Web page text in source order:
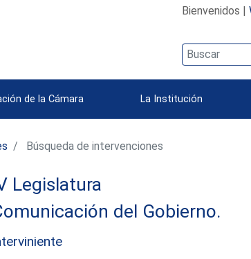
Bienvenidos |
de la Cámara La Institución
Búsqueda de intervenciones
Legislatura
del Gobierno.